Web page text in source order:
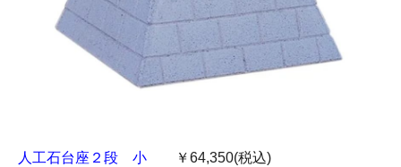
人工石台座２段 小 ￥64,350(税込)